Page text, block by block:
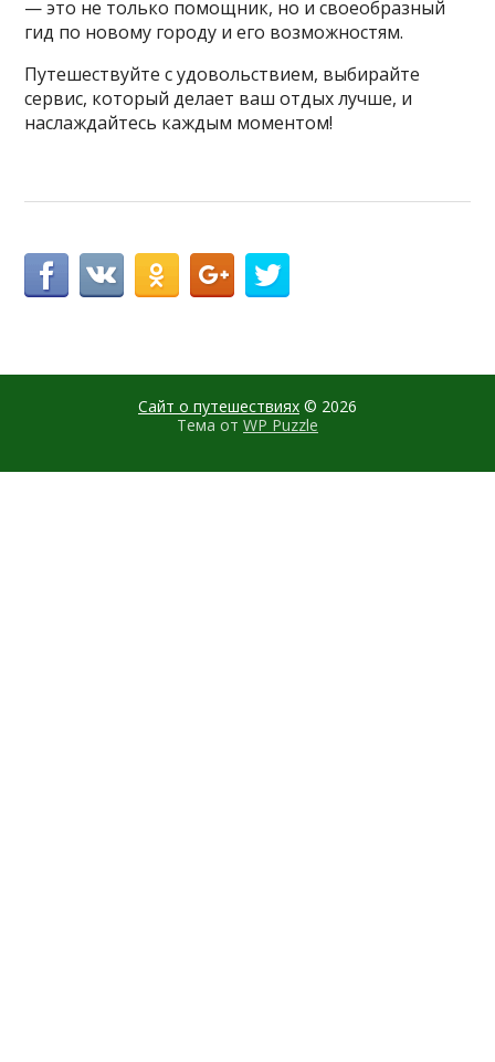
— это не только помощник, но и своеобразный
гид по новому городу и его возможностям.
Путешествуйте с удовольствием, выбирайте
сервис, который делает ваш отдых лучше, и
наслаждайтесь каждым моментом!
Сайт о путешествиях © 2026
Тема от WP Puzzle